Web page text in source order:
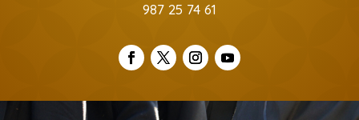
987 25 74 61